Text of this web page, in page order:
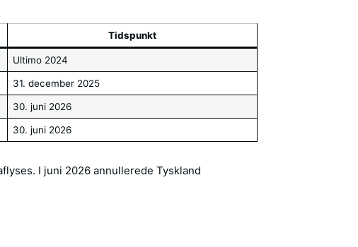
Tidspunkt
Ultimo 2024
31. december 2025
30. juni 2026
30. juni 2026
I juni 2026 annullerede Tyskland